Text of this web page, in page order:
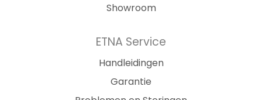
Showroom
ETNA Service
Handleidingen
Garantie